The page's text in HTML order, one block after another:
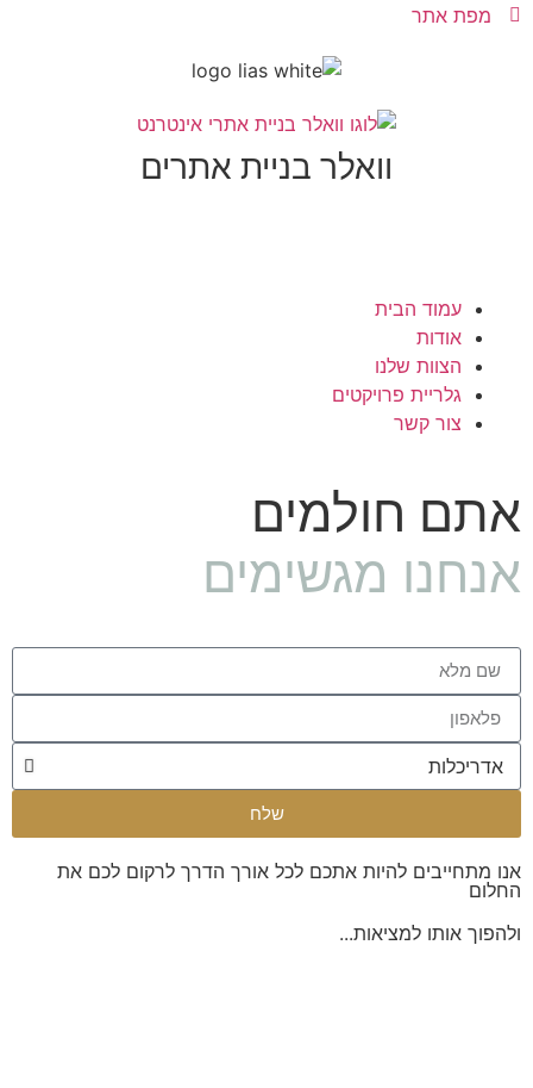
מפת אתר
וואלר בניית אתרים
עמוד הבית
אודות
הצוות שלנו
גלריית פרויקטים
צור קשר
חולמים
מגשימים
שלח
מתחייבים להיות אתכם לכל אורך הדרך לרקום לכם את
אותו למציאות...